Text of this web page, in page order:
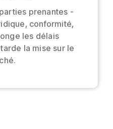
prenantes -
conformité,
les délais
la mise sur le